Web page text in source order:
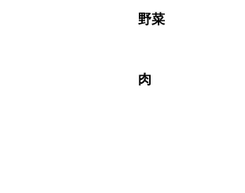
※日持ちは目安で
野菜
肉